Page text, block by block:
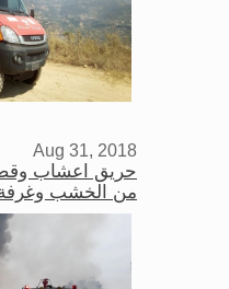
Aug 31, 2018
حريق اعشاب
من الخشب